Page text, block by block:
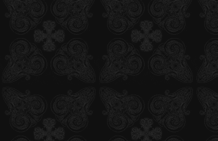
関連グッズ追加更新！
2011.12.12
「ジャンプフェスタ2012」特典情報！
2011.12.12
一番くじ＆プライズ景品が登場！
携帯サイト「第6回祓魔師候補生認定試験」追試スター
2011.12.05
新企画「みんなで作る青エクカルタ」募集スタート！